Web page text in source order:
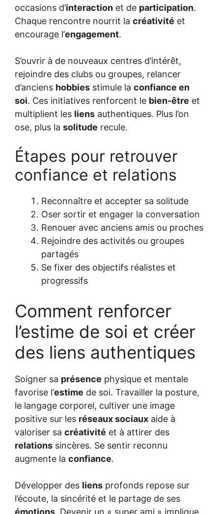
occasions d’interaction et de participation.
Chaque rencontre nourrit la créativité et
encourage l’engagement.
S’ouvrir à de nouveaux centres d’intérêt,
rejoindre des clubs ou groupes, relancer
d’anciens hobbies stimule la confiance en
soi. Ces initiatives renforcent le bien-être et
multiplient les liens authentiques. Plus l’on
ose, plus la solitude recule.
Étapes pour retrouver
confiance et relations
Reconnaître et accepter sa solitude
Oser sortir et engager la conversation
Renouer avec anciens amis ou proches
Rejoindre des activités ou groupes
partagés
Se fixer des objectifs réalistes et
progressifs
Comment renforcer
l’estime de soi et créer
des liens authentiques
Soigner sa présence physique et mentale
favorise l’estime de soi. Travailler la posture,
le langage corporel, cultiver une image
positive sur les réseaux sociaux aide à
valoriser sa créativité et à attirer des
relations sincères. Se sentir reconnu
augmente la confiance.
Développer des liens profonds repose sur
l’écoute, la sincérité et le partage de ses
émotions. Devenir un « super ami » implique